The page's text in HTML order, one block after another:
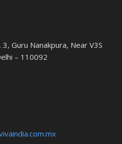
Guru Nanakpura, Near V3S
– 110092